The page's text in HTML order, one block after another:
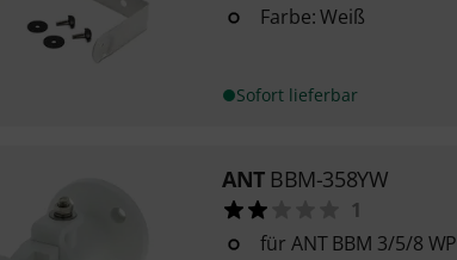
Farbe: Weiß
Sofort lieferbar
ANT BBM-358YW
1
für ANT BBM 3/5/8 WP